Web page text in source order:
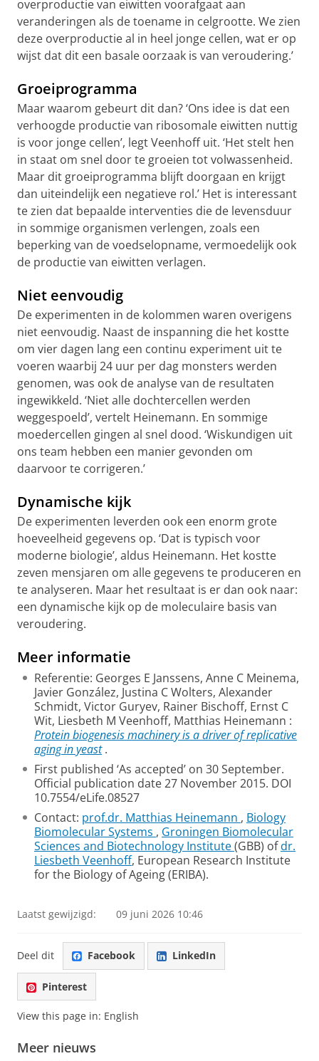
overproductie van eiwitten voorafgaat aan
veranderingen als de toename in celgrootte. We zien
deze overproductie al in heel jonge cellen, wat er op
wijst dat dit een basale oorzaak is van veroudering.’
Groeiprogramma
Maar waarom gebeurt dit dan? ‘Ons idee is dat een
verhoogde productie van ribosomale eiwitten nuttig
is voor jonge cellen’, legt Veenhoff uit. ‘Het stelt hen
in staat om snel door te groeien tot volwassenheid.
Maar dit groeiprogramma blijft doorgaan en krijgt
dan uiteindelijk een negatieve rol.’ Het is interessant
te zien dat bepaalde interventies die de levensduur
in sommige organismen verlengen, zoals een
beperking van de voedselopname, vermoedelijk ook
de productie van eiwitten verlagen.
Niet eenvoudig
De experimenten in de kolommen waren overigens
niet eenvoudig. Naast de inspanning die het kostte
om vier dagen lang een continu experiment uit te
voeren waarbij 24 uur per dag monsters werden
genomen, was ook de analyse van de resultaten
ingewikkeld. ‘Niet alle dochtercellen werden
weggespoeld’, vertelt Heinemann. En sommige
moedercellen gingen al snel dood. ‘Wiskundigen uit
ons team hebben een manier gevonden om
daarvoor te corrigeren.’
Dynamische kijk
De experimenten leverden ook een enorm grote
hoeveelheid gegevens op. ‘Dat is typisch voor
moderne biologie’, aldus Heinemann. Het kostte
zeven mensjaren om alle gegevens te produceren en
te analyseren. Maar het resultaat is er dan ook naar:
een dynamische kijk op de moleculaire basis van
veroudering.
Meer informatie
Referentie: Georges E Janssens, Anne C Meinema,
Javier González, Justina C Wolters, Alexander
Schmidt, Victor Guryev, Rainer Bischoff, Ernst C
Wit, Liesbeth M Veenhoff, Matthias Heinemann :
Protein biogenesis machinery is a driver of replicative
aging in yeast .
First published ‘As accepted’ on 30 September.
Official publication date 27 November 2015. DOI
10.7554/eLife.08527
Contact: prof.dr. Matthias Heinemann , Biology
Biomolecular Systems , Groningen Biomolecular
Sciences and Biotechnology Institute(GBB) ofdr.
Liesbeth Veenhoff, European Research Institute
for the Biology of Ageing (ERIBA).
Laatst gewijzigd: 09 juni 2026 10:46
Deel dit Facebook LinkedIn
Pinterest
View this page in: English
Meer nieuws